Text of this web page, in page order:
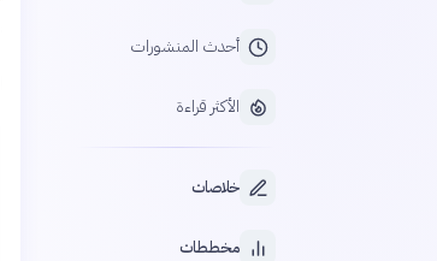
أحدث المنشورات
الأكثر قراءة
خلاصات
مخططات